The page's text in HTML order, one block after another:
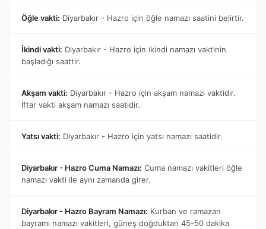
Öğle vakti: Diyarbakır - Hazro için öğle namazı saatini belirtir.
İkindi vakti: Diyarbakır - Hazro için ikindi namazı vaktinin
başladığı saattir.
Akşam vakti: Diyarbakır - Hazro için akşam namazı vaktidir.
İftar vakti akşam namazı saatidir.
Yatsı vakti: Diyarbakır - Hazro için yatsı namazı saatidir.
Diyarbakır - Hazro Cuma Namazı: Cuma namazı vakitleri öğle
namazı vakti ile aynı zamanda girer.
Diyarbakır - Hazro Bayram Namazı: Kurban ve ramazan
bayramı namazı vakitleri, güneş doğduktan 45-50 dakika